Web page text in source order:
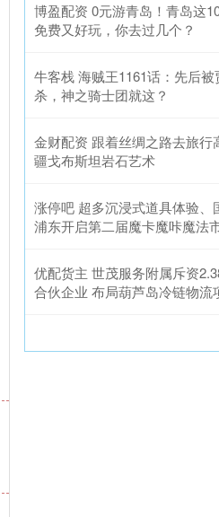
博盈配资 0元游青岛！青岛这
免费又好玩，你去过几个？
牛客栈 海贼王1161话：先后
杀，神之骑士团就这？
金财配资 跟着丝绸之路去旅
疆戈布斯坦岩石艺术
涨停吧 超多沉浸式道具体验、
浦东开启第二届魔卡魔咔魔法
优配货主 世茂服务附属斥资
合伙企业 布局葫芦岛冷链物流